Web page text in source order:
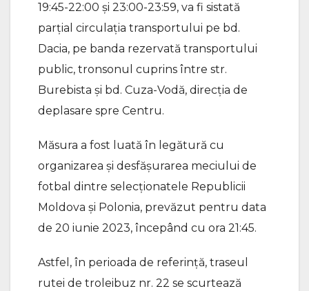
19:45-22:00 și 23:00-23:59, va fi sistată
parțial circulația transportului pe bd.
Dacia, pe banda rezervată transportului
public, tronsonul cuprins între str.
Burebista și bd. Cuza-Vodă, direcția de
deplasare spre Centru.
Măsura a fost luată în legătură cu
organizarea și desfășurarea meciului de
fotbal dintre selecționatele Republicii
Moldova și Polonia, prevăzut pentru data
de 20 iunie 2023, începând cu ora 21:45.
Astfel, în perioada de referință, traseul
rutei de troleibuz nr. 22 se scurtează